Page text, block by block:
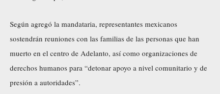
Según agregó la mandataria, representantes mexicanos
sostendrán reuniones con las familias de las personas que han
muerto en el centro de Adelanto, así como organizaciones de
derechos humanos para “detonar apoyo a nivel comunitario y de
presión a autoridades”.